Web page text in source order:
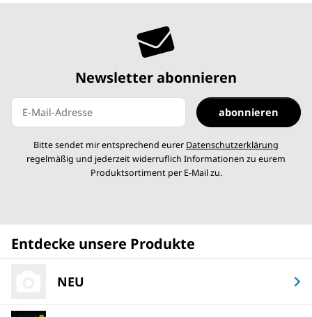
Newsletter abonnieren
abonnieren
Bitte sendet mir entsprechend eurer Datenschutzerklärung
regelmäßig und jederzeit widerruflich Informationen zu eurem
Produktsortiment per E-Mail zu.
Entdecke unsere Produkte
NEU